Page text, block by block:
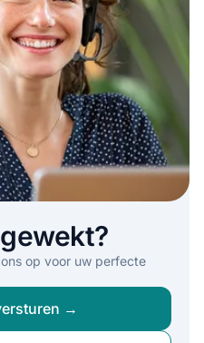
op voor uw perfecte
→